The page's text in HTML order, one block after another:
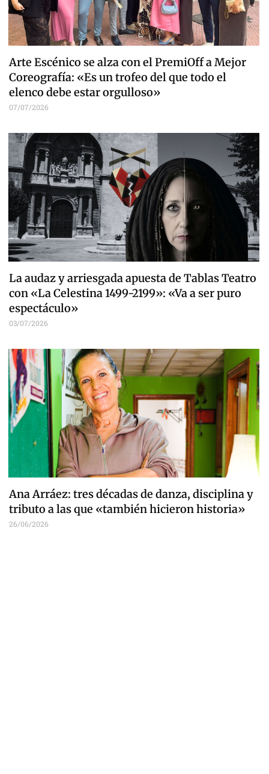
Arte Escénico se alza con el PremiOff a Mejor
Coreografía: «Es un trofeo del que todo el
elenco debe estar orgulloso»
07/07/2026
La audaz y arriesgada apuesta de Tablas Teatro
con «La Celestina 1499-2199»: «Va a ser puro
espectáculo»
03/07/2026
Ana Arráez: tres décadas de danza, disciplina y
tributo a las que «también hicieron historia»
26/06/2026